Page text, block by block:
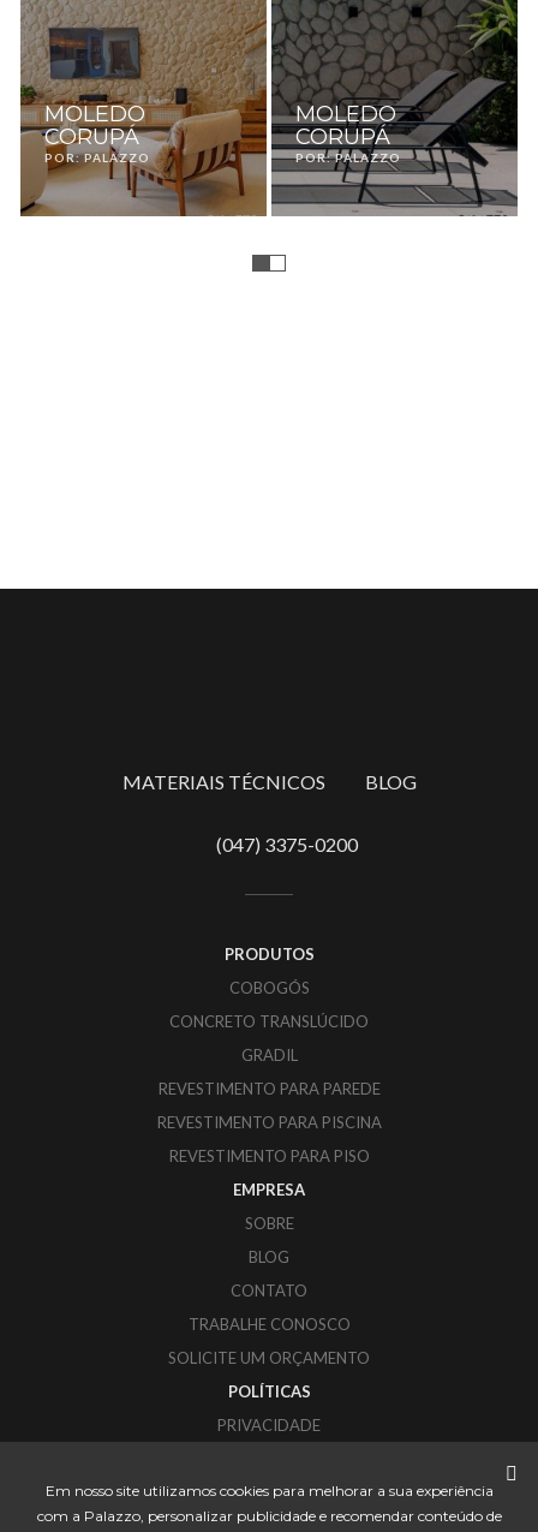
MOLEDO
CORUPÁ
POR: PALAZZO
MOLEDO
CORUPÁ
POR: PALAZZO
MATERIAIS TÉCNICOS BLOG
(047) 3375-0200
PRODUTOS
COBOGÓS
CONCRETO TRANSLÚCIDO
GRADIL
REVESTIMENTO PARA PAREDE
REVESTIMENTO PARA PISCINA
REVESTIMENTO PARA PISO
EMPRESA
SOBRE
BLOG
CONTATO
TRABALHE CONOSCO
SOLICITE UM ORÇAMENTO
POLÍTICAS
PRIVACIDADE
PALAZZO REVESTIMENTOS
CORUPÁ - SANTA CATARINA
Em nosso site utilizamos cookies para melhorar a sua experiência
com a Palazzo, personalizar publicidade e recomendar conteúdo de